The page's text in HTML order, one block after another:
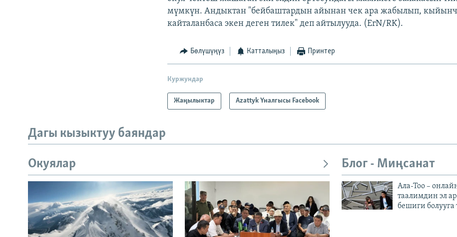
мүмкүн. Андыктан "бейбаштардын айынан чек ара жабылып,
кайталанбаса экен деген тилек" деп айтылууда. (ErN/RK).
Бөлүшүңүз Катталыңыз Принтер
Куржундар
Жаңылыктар Azattyk Үналгысы Facebook
Дагы кызыктуу баяндар
Окуялар Блог - Миңсанат
Ала-Тоо –
таалимдин эл
бешиги